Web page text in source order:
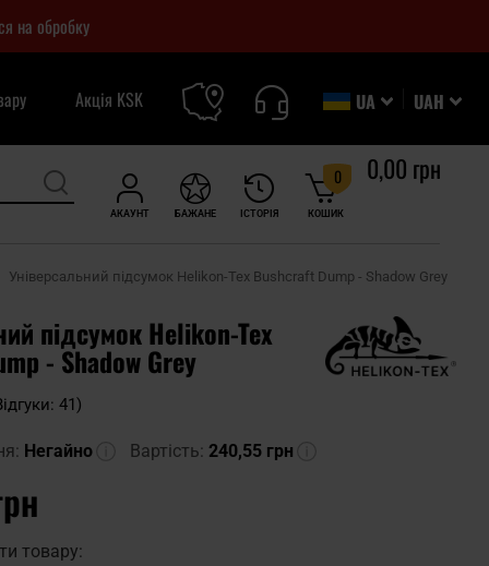
на обробку
UAH
UA
Акція KSK
АКАУНТ ІСТОРІЯ
БАЖАНЕ КОШИК
0 0,00 грн
Універсальний підсумок Helikon-Tex Bushcraft Dump - Shadow Grey
підсумок Helikon-Tex
- Shadow Grey
41)
Негайно Вартість: 240,55 грн
товару: